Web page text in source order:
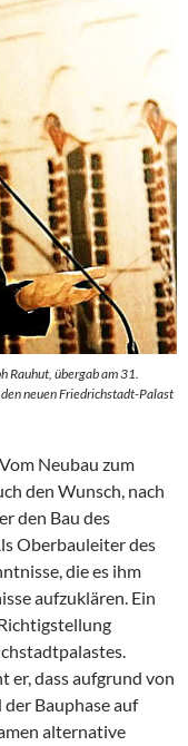
Rauhut, übergab am 31.
neuen Friedrichstadt-Palast
Neubau zum
den Wunsch, nach
den Bau des
Oberbauleiter des
die es ihm
aufzuklären. Ein
er, dass aufgrund von
Bauphase auf
alternative